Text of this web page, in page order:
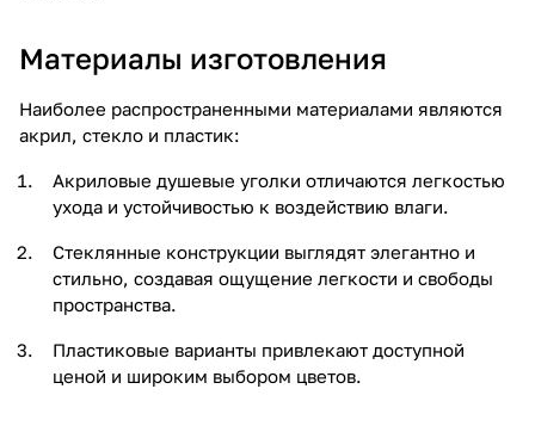
Материалы изготовления
Наиболее распространенными материалами являются
акрил, стекло и пластик:
Акриловые душевые уголки отличаются легкостью
ухода и устойчивостью к воздействию влаги.
Стеклянные конструкции выглядят элегантно и
стильно, создавая ощущение легкости и свободы
пространства.
Пластиковые варианты привлекают доступной
ценой и широким выбором цветов.